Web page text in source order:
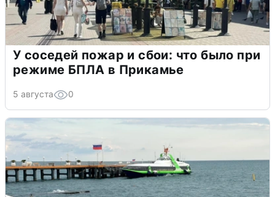
У соседей пожар и сбои: что было при
режиме БПЛА в Прикамье
5 августа 0